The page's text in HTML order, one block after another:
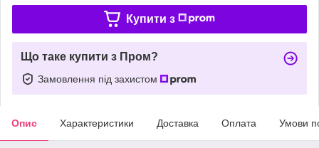
Купити з
Що таке купити з Пром?
Замовлення під захистом
Опис Характеристики Доставка Оплата Умови